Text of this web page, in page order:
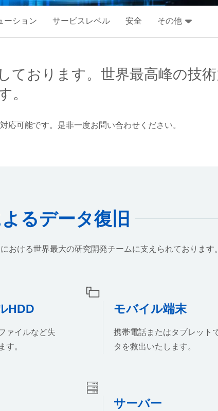
ーション サービスレベル 安全 その他
ております。世界最高峰の技
。
応可能です。是非一度お問い合わせください。
るデータ復旧
ける世界最大の研究開発チームに支えられております。
HDD
ァイルなど失
す。
モバイル端末
携帯電話またはタブレット
タを救出いたします。
サーバー